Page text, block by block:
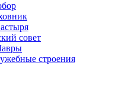
совет
строения